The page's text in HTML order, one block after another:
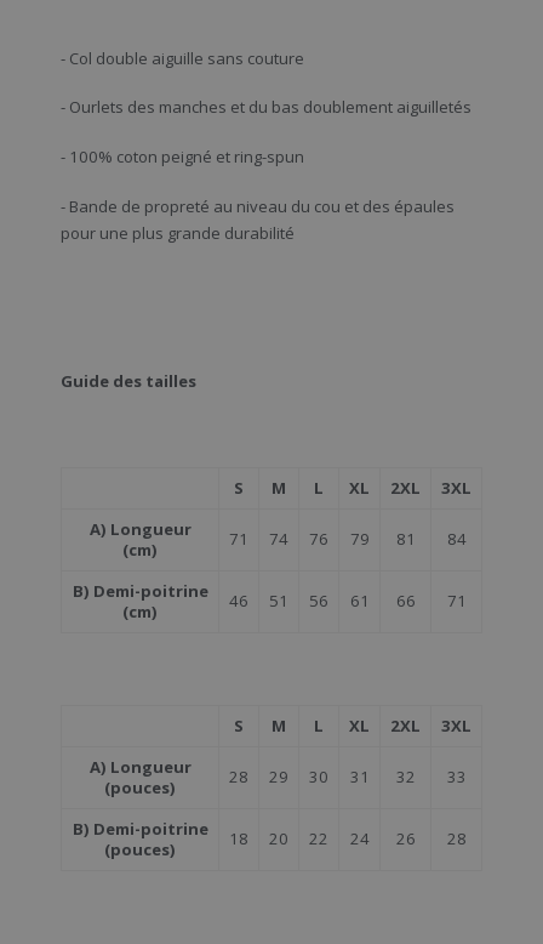
- Col double aiguille sans couture
- Ourlets des manches et du bas doublement aiguilletés
- 100% coton peigné et ring-spun
- Bande de propreté au niveau du cou et des épaules
pour une plus grande durabilité
Guide des tailles
S M L XL 2XL
3XL
A) Longueur
(cm)
71 74 76 79 81 84
B) Demi-poitrine
(cm)
46 51 56 61 66 71
S M L XL 2XL
3XL
A) Longueur
(pouces)
28 29 30 31 32 33
B) Demi-poitrine
(pouces)
18 20 22 24 26 28